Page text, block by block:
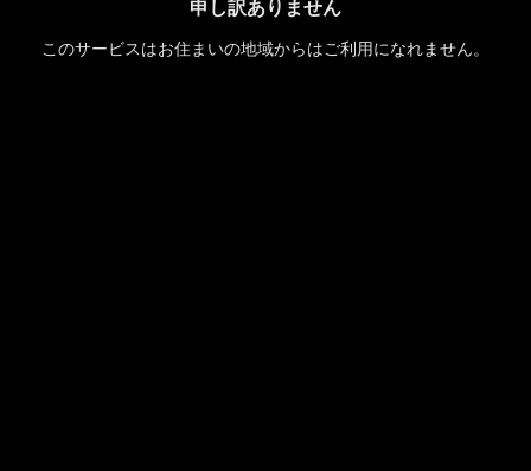
申し訳ありません
このサービスはお住まいの地域からはご利用になれません。